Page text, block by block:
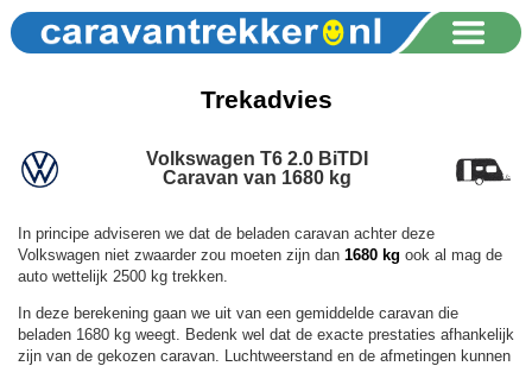
Trekadvies
Volkswagen T6 2.0 BiTDI
Caravan van 1680 kg
In principe adviseren we dat de beladen caravan achter deze
Volkswagen niet zwaarder zou moeten zijn dan 1680 kg ook al mag de
auto wettelijk 2500 kg trekken.
In deze berekening gaan we uit van een gemiddelde caravan die
beladen 1680 kg weegt. Bedenk wel dat de exacte prestaties afhankelijk
zijn van de gekozen caravan. Luchtweerstand en de afmetingen kunnen